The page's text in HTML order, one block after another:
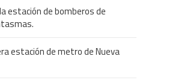
estación de bomberos de
estación de metro de Nueva